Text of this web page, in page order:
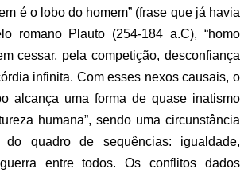
é o lobo do homem” (frase que já havia
romano Plauto (254-184 a.C), “homo
cessar, pela competição, desconfiança
infinita. Com esses nexos causais, o
alcança uma forma de quase inatismo
humana”, sendo uma circunstância
do quadro de sequências: igualdade,
entre todos. Os conflitos dados